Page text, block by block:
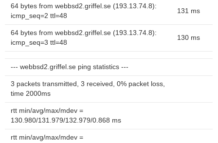
64 bytes from webbsd2.griffel.se (193.13.74.8):
icmp_seq=2 ttl=48
131 ms
64 bytes from webbsd2.griffel.se (193.13.74.8):
icmp_seq=3 ttl=48
130 ms
--- webbsd2.griffel.se ping statistics ---
3 packets transmitted, 3 received, 0% packet loss,
time 2000ms
rtt min/avg/max/mdev =
130.980/131.979/132.979/0.868 ms
rtt min/avg/max/mdev =